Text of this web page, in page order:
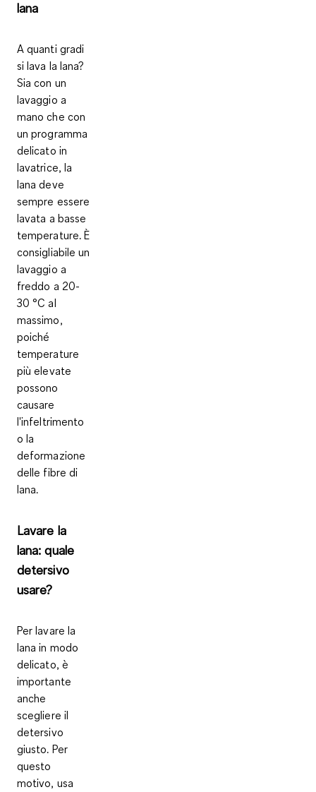
lana
A quanti gradi
si lava la lana?
Sia con un
lavaggio a
mano che con
un programma
delicato in
lavatrice, la
lana deve
sempre essere
lavata a basse
temperature. È
consigliabile un
lavaggio a
freddo a 20-
30 °C al
massimo,
poiché
temperature
più elevate
possono
causare
l'infeltrimento
o la
deformazione
delle fibre di
lana.
Lavare la
lana: quale
detersivo
usare?
Per lavare la
lana in modo
delicato, è
importante
anche
scegliere il
detersivo
giusto. Per
questo
motivo, usa